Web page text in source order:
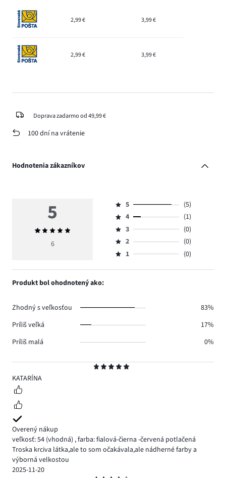
2,99 € 3,99 €
2,99 € 3,99 €
Doprava zadarmo od 49,99 €
100 dní na vrátenie
Hodnotenia zákazníkov
5
KATARÍNA
Overený nákup
veľkosť: 54 (vhodná) ,farba: fialová-čierna -červená potlačená
Troska krciva látka,ale to som očakávala,ale nádherné farby a
výborná velkostou
2025-11-20
5
Priemerné
hodnotenie
6
Hodnotenie
5,
počet
hlasov
5.
5
(5)
Hodnotenie
4,
počet
hlasov
4
(1)
Hodnotenie
3,
počet
3
(0)
Hodnotenie
2,
2
(0)
Hodnotenie
1,
1 (0)
Produkt bol ohodnotený ako:
Zhodný s veľkosťou
83%
Príliš veľká
17%
Príliš malá
0%